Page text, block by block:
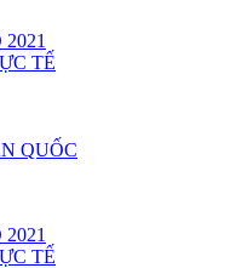
TẾ
QUỐC
TẾ